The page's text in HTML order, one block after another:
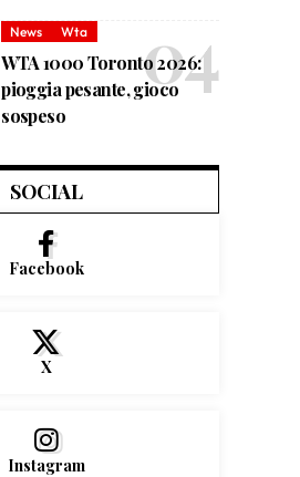
News Wta
WTA 1000 Toronto 2026:
pioggia pesante, gioco
sospeso
SOCIAL
Facebook
X
Instagram